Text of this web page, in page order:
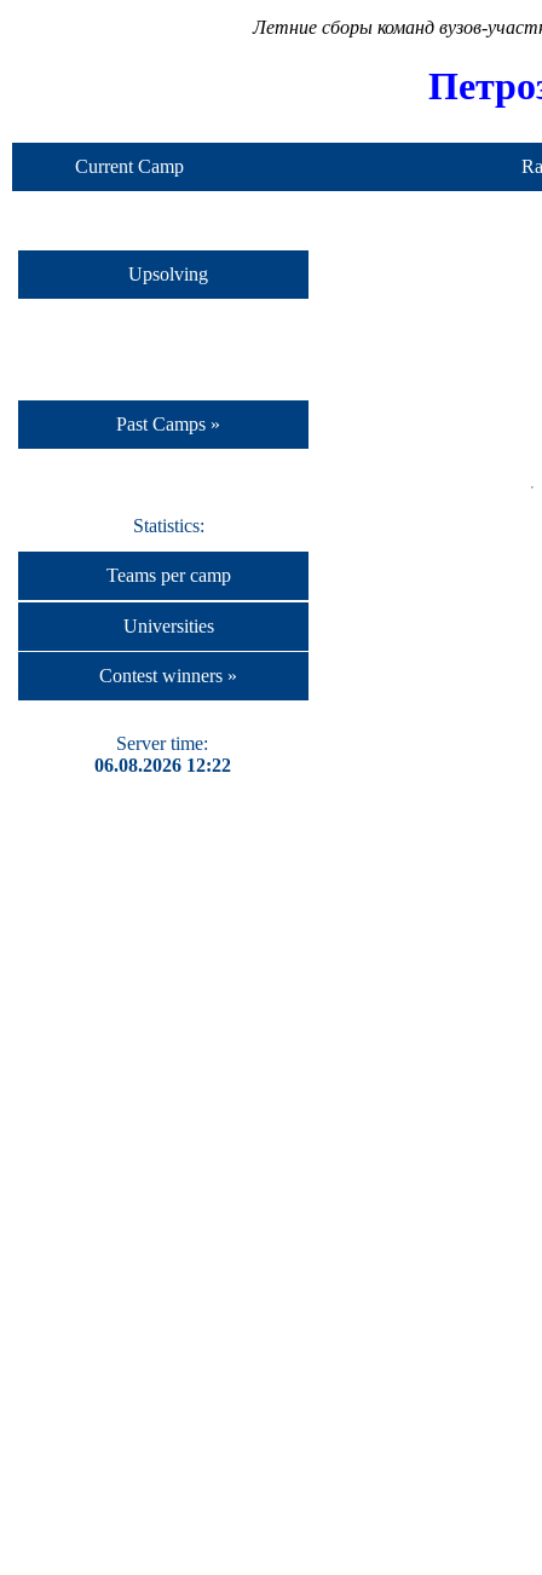
Летние сборы команд вузов-
Current Camp
Upsolving
Past Camps »
Statistics:
Teams per camp
Universities
Contest winners »
Server time:
06.08.2026 12:22